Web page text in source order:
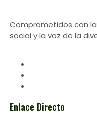
Comprometidos con
social y la voz de la
Enlace Directo